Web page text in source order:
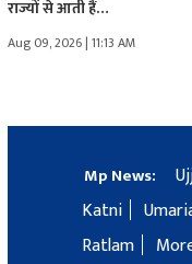
राज्यों से आती हैं…
Aug 09, 2026 | 11:13 AM
Mp News:
Katni
Ratlam